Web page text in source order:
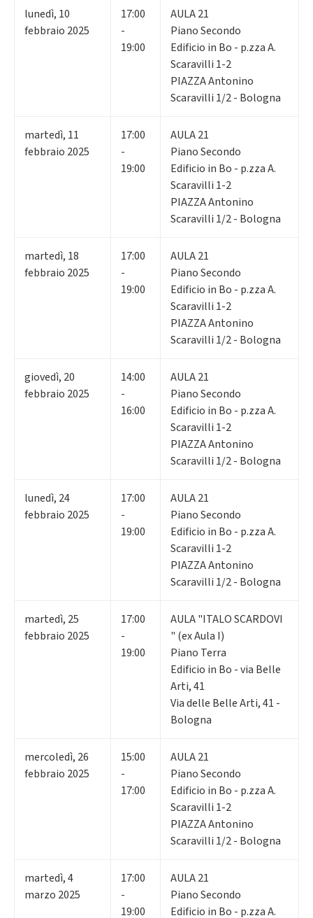
lunedì, 10
febbraio 2025
17:00
-
19:00
AULA 21
Piano Secondo
Edificio in Bo - p.zza A.
Scaravilli 1-2
PIAZZA Antonino
Scaravilli 1/2 - Bologna
martedì, 11
febbraio 2025
17:00
-
19:00
AULA 21
Piano Secondo
Edificio in Bo - p.zza A.
Scaravilli 1-2
PIAZZA Antonino
Scaravilli 1/2 - Bologna
martedì, 18
febbraio 2025
17:00
-
19:00
AULA 21
Piano Secondo
Edificio in Bo - p.zza A.
Scaravilli 1-2
PIAZZA Antonino
Scaravilli 1/2 - Bologna
giovedì, 20
febbraio 2025
14:00
-
16:00
AULA 21
Piano Secondo
Edificio in Bo - p.zza A.
Scaravilli 1-2
PIAZZA Antonino
Scaravilli 1/2 - Bologna
lunedì, 24
febbraio 2025
17:00
-
19:00
AULA 21
Piano Secondo
Edificio in Bo - p.zza A.
Scaravilli 1-2
PIAZZA Antonino
Scaravilli 1/2 - Bologna
martedì, 25
febbraio 2025
17:00
-
19:00
AULA "ITALO SCARDOVI
" (ex Aula I)
Piano Terra
Edificio in Bo - via Belle
Arti, 41
Via delle Belle Arti, 41 -
Bologna
mercoledì, 26
febbraio 2025
15:00
-
17:00
AULA 21
Piano Secondo
Edificio in Bo - p.zza A.
Scaravilli 1-2
PIAZZA Antonino
Scaravilli 1/2 - Bologna
martedì,4
marzo 2025
17:00
-
19:00
AULA 21
Piano Secondo
Edificio in Bo - p.zza A.